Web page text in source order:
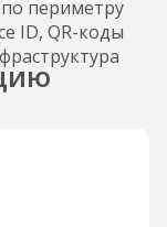
периметру
ID, QR-коды